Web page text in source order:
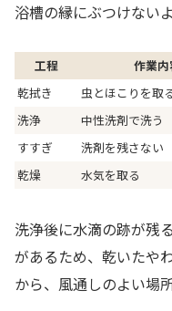
浴槽の縁にぶつけない
工程 作業内
乾拭き
虫とほこりを取
洗浄
中性洗剤で洗う
すすぎ
洗剤を残さない
乾燥
水気を取る
洗浄後に水滴の跡が残
があるため、乾いたや
から、風通しのよい場